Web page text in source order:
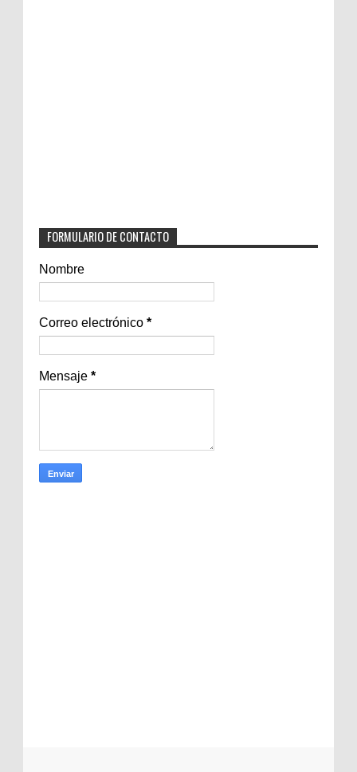
FORMULARIO DE CONTACTO
Nombre
Correo electrónico *
Mensaje *